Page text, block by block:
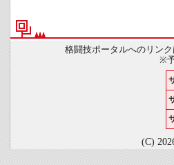
格闘技ポータルへのリン
※
(C)